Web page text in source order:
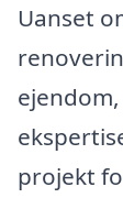
Uanset
projekt